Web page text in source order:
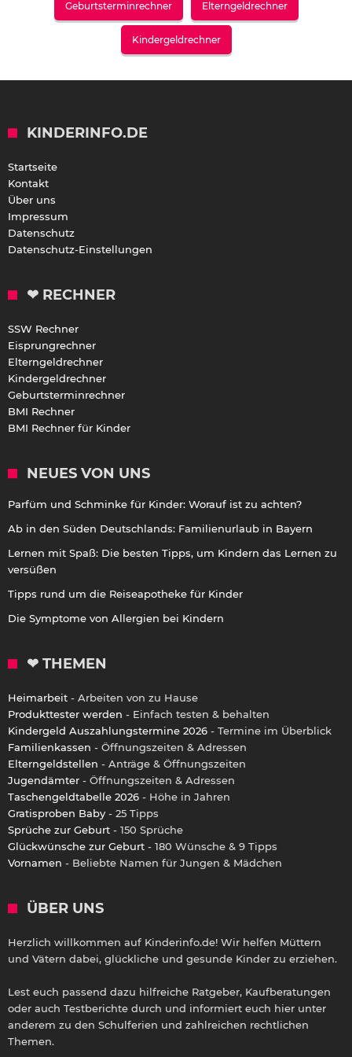
Geburtsterminrechner Elterngeldrechner
Kindergeldrechner
KINDERINFO.DE
Startseite
Kontakt
Über uns
Impressum
Datenschutz
Datenschutz-Einstellungen
❤ RECHNER
SSW Rechner
Eisprungrechner
Elterngeldrechner
Kindergeldrechner
Geburtsterminrechner
BMI Rechner
BMI Rechner für Kinder
NEUES VON UNS
Parfüm und Schminke für Kinder: Worauf ist zu achten?
Ab in den Süden Deutschlands: Familienurlaub in Bayern
Lernen mit Spaß: Die besten Tipps, um Kindern das Lernen zu
versüßen
Tipps rund um die Reiseapotheke für Kinder
Die Symptome von Allergien bei Kindern
❤ THEMEN
Heimarbeit - Arbeiten von zu Hause
Produkttester werden - Einfach testen & behalten
Kindergeld Auszahlungstermine 2026 - Termine im Überblick
Familienkassen - Öffnungszeiten & Adressen
Elterngeldstellen - Anträge & Öffnungszeiten
Jugendämter - Öffnungszeiten & Adressen
Taschengeldtabelle 2026 - Höhe in Jahren
Gratisproben Baby - 25 Tipps
Sprüche zur Geburt - 150 Sprüche
Glückwünsche zur Geburt - 180 Wünsche & 9 Tipps
Vornamen - Beliebte Namen für Jungen & Mädchen
ÜBER UNS
Herzlich willkommen auf Kinderinfo.de! Wir helfen Müttern
und Vätern dabei, glückliche und gesunde Kinder zu erziehen.
Lest euch passend dazu hilfreiche Ratgeber, Kaufberatungen
oder auch Testberichte durch und informiert euch hier unter
anderem zu den Schulferien und zahlreichen rechtlichen
Themen.